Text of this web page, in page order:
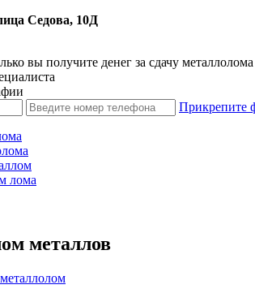
Седова, 10Д
вы получите денег за сдачу металлолома
Прикрепите
лома
металлов